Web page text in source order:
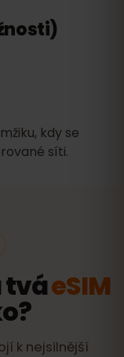
kdy se
síti.
tváeSIM
k nejsilnější